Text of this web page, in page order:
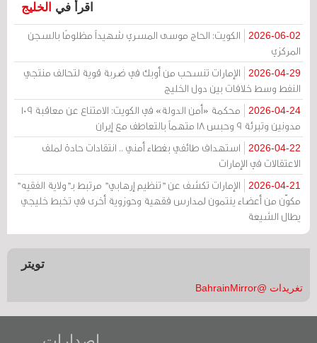
اقرأ في الخليج
2026-06-02
الكويت: الحاج موسى المسري شهيداً مظلومًا بالسجن
المركزي
2026-04-29
الإمارات تنسحب من أوبك في ضربة قوية لتحالف منتجي
النفط وسط خلافات بين دول الخليج
2026-04-24
محكمة «أمن الدولة» في الكويت: الامتناع عن معاقبة 109
مدونين وتبرئة 9 وحبس 18 متهماً بالتعاطف مع إيران
2026-04-22
استهداف طائفي بغطاء أمني .. انتقادات حادة لملف
الاعتقالات في الإمارات
2026-04-21
الإمارات تكشف عن "تنظيم إرهابي" مرتبط بـ"ولاية الفقيه"
مكوّن من أعضاء ينتمون لمدارس فقهية وحوزوية أخرى في تخبط خليجي
يطال الشيعة
تويتر
تغريدات @BahrainMirror